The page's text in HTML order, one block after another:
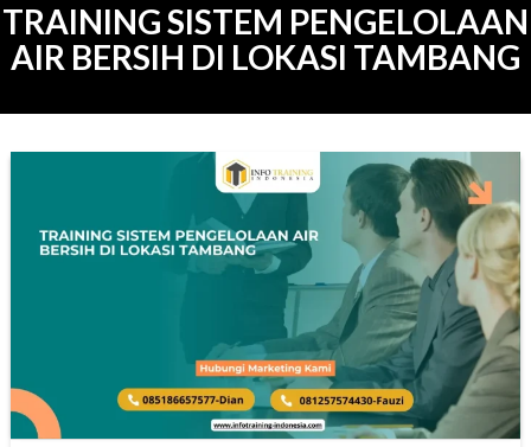
TRAINING SISTEM PENGELOLAAN
AIR BERSIH DI LOKASI TAMBANG